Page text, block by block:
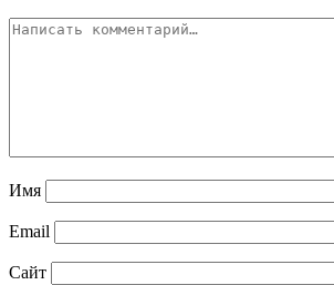
Имя
Email
Сайт